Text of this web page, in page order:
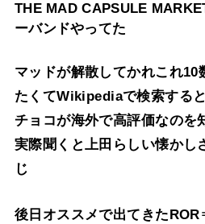
THE MAD CAPSULE
ーバンドやってた
マッドが解散してかれこれ10
たくてWikipediaで検索する
チョコが海外で高評価なのを
実際聞くと上田らしい懐かし
じ
後日オススメで出てきた